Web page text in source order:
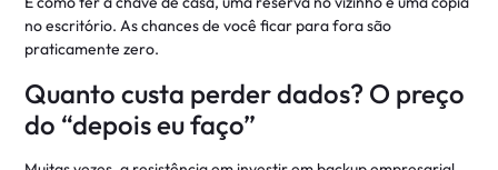
no escritório. As chances de você ficar para fora são
praticamente zero.
Quanto custa perder dados? O preço
do “depois eu faço”